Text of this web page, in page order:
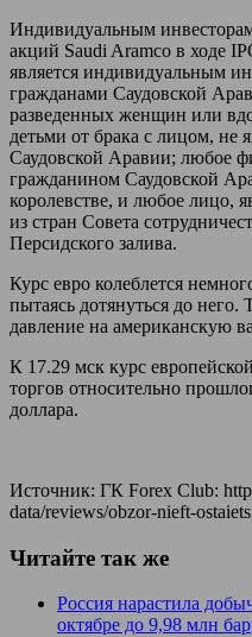
Индивидуальным
акций Saudi Aramco в ходе
является индивидуальным
гражданами Саудовской
разведенных женщин или
детьми от брака с лицом,
Саудовской Аравии; любое
гражданином Саудовской
королевстве, и любое лицо,
из стран Совета
Персидского залива.
Курс евро колеблется
пытаясь дотянуться до
давление на американскую
К 17.29 мск курс
торгов относительно
доллара.
Источник: ГК Forex Club:
data/reviews/obzor-nieft-
Читайте так же
Россия нарастила
октябре до 9,98 млн